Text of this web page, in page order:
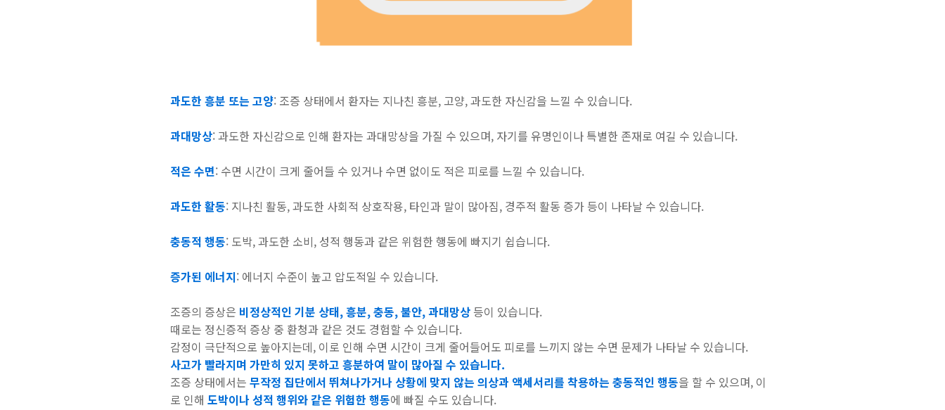
과도한 흥분 또는 고양: 조증 상태에서 환자는 지나친 흥분, 고양, 과도한 자신감을 느낄 수 있습니다.
과대망상: 과도한 자신감으로 인해 환자는 과대망상을 가질 수 있으며, 자기를 유명인이나 특별한 존재로 여길 수 있습니다.
적은 수면: 수면 시간이 크게 줄어들 수 있거나 수면 없이도 적은 피로를 느낄 수 있습니다.
과도한 활동: 지나친 활동, 과도한 사회적 상호작용, 타인과 말이 많아짐, 경주적 활동 증가 등이 나타날 수 있습니다.
충동적 행동: 도박, 과도한 소비, 성적 행동과 같은 위험한 행동에 빠지기 쉽습니다.
증가된 에너지: 에너지 수준이 높고 압도적일 수 있습니다.
조증의 증상은 비정상적인 기분 상태, 흥분, 충동, 불안, 과대망상 등이 있습니다.
때로는 정신증적 증상 중 환청과 같은 것도 경험할 수 있습니다.
감정이 극단적으로 높아지는데, 이로 인해 수면 시간이 크게 줄어들어도 피로를 느끼지 않는 수면 문제가 나타날 수 있습니다.
사고가 빨라지며 가만히 있지 못하고 흥분하여 말이 많아질 수 있습니다.
조증 상태에서는 무작정 집단에서 뛰쳐나가거나 상황에 맞지 않는 의상과 액세서리를 착용하는 충동적인 행동을 할 수 있으며, 이
로 인해 도박이나 성적 행위와 같은 위험한 행동에 빠질 수도 있습니다.